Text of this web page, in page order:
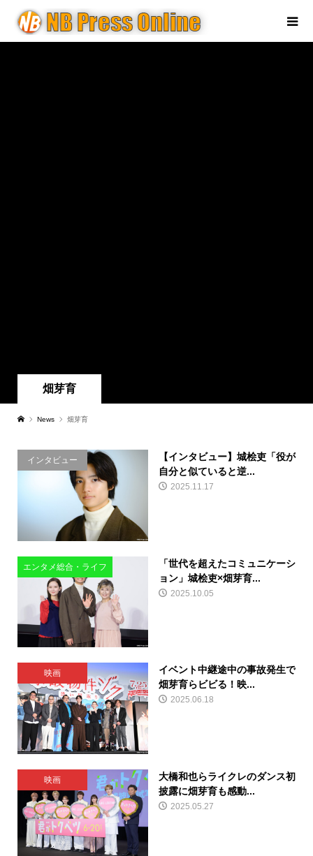
畑芽育
News 畑芽育
インタビュー
【インタビュー】城桧吏「役が
自分と似ていると逆...
2025.11.17
エンタメ総合・ライフ
「世代を超えたコミュニケーシ
ョン」城桧吏×畑芽育...
2025.10.05
映画
イベント中継途中の事故発生で
畑芽育らビビる！映...
2025.06.18
映画
大橋和也らライクレのダンス初
披露に畑芽育も感動...
2025.05.27